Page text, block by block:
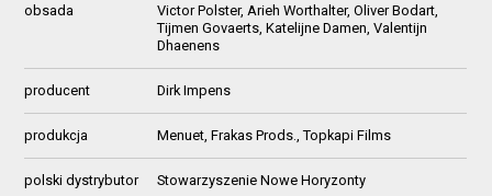
obsada
Victor Polster, Arieh Worthalter, Oliver Bodart,
Tijmen Govaerts, Katelijne Damen, Valentijn
Dhaenens
producent Dirk Impens
produkcja Menuet, Frakas Prods., Topkapi Films
polski dystrybutor Stowarzyszenie Nowe Horyzonty